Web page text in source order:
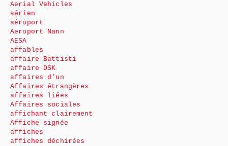
Aerial Vehicles
aérien
aéroport
Aeroport Nann
AESA
affables
affaire Battisti
affaire DSK
affaires d’un
Affaires étrangères
affaires liées
Affaires sociales
affichant clairement
Affiche signée
affiches
affiches déchirées